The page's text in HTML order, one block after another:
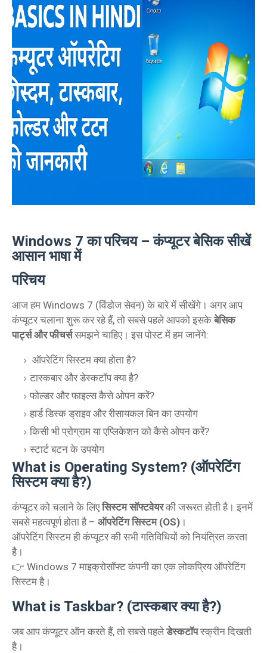
Windows 7 का परिचय – कंप्यूटर बेसिक सीखें
आसान भाषा में
परिचय
आज हम Windows 7 (विंडोज सेवन) के बारे में सीखेंगे। अगर आप
कंप्यूटर चलाना शुरू कर रहे हैं, तो सबसे पहले आपको इसकेबेसिक
पार्ट्स और फीचर्ससमझने चाहिए। इस पोस्ट में हम जानेंगे:
ऑपरेटिंग सिस्टम क्या होता है?
टास्कबार और डेस्कटॉप क्या है?
फोल्डर और फाइल्स कैसे ओपन करें?
हार्ड डिस्क ड्राइव और रीसायकल बिन का उपयोग
किसी भी प्रोग्राम या एप्लिकेशन को कैसे ओपन करें?
स्टार्ट बटन के उपयोग
What is Operating System? (ऑपरेटिंग
सिस्टम क्या है?)
कंप्यूटर को चलाने के लिएसिस्टम सॉफ्टवेयरकी जरूरत होती है। इनमें
सबसे महत्वपूर्ण होता है – ऑपरेटिंग सिस्टम (OS) ।
ऑपरेटिंग सिस्टम ही कंप्यूटर की सभी गतिविधियों को नियंत्रित करता
है।
👉 Windows 7 माइक्रोसॉफ्ट कंपनी का एक लोकप्रिय ऑपरेटिंग
सिस्टम है।
What is Taskbar? (टास्कबार क्या है?)
जब आप कंप्यूटर ऑन करते हैं, तो सबसे पहलेडेस्कटॉपस्क्रीन दिखती
है।